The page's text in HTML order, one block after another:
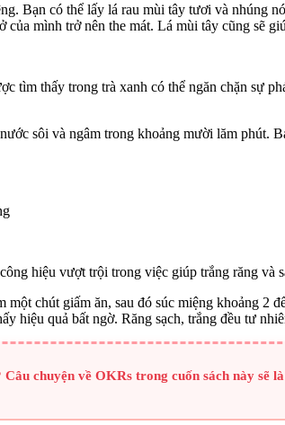
Bạn có thể lấy lá rau mùi tây tươi và nhúng
mình trở nên the mát. Lá mùi tây cũng sẽ
tìm thấy trong trà xanh có thể ngăn chặn sự
sôi và ngâm trong khoảng mười lăm phút.
hiệu vượt trội trong việc giúp trắng răng và
chút giấm ăn, sau đó súc miệng khoảng 2
hiệu quả bất ngờ. Răng sạch, trắng đều tư
chuyện về OKRs trong cuốn sách này sẽ